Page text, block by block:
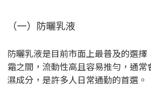
（一）防曬乳液
防曬乳液是目前市面上最普及的選擇
霜之間，流動性高且容易推勻，通常
濕成分，是許多人日常通勤的首選。